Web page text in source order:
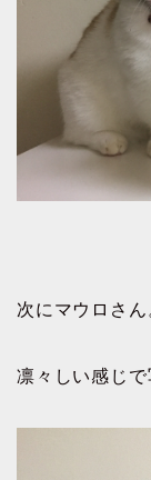
次にマウロさん
凛々しい感じで